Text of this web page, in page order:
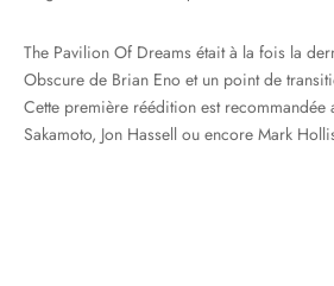
The Pavilion Of Dreams était à la fois la
Obscure de Brian Eno et un point de
Cette première réédition est recommandée
Sakamoto, Jon Hassell ou encore Mark